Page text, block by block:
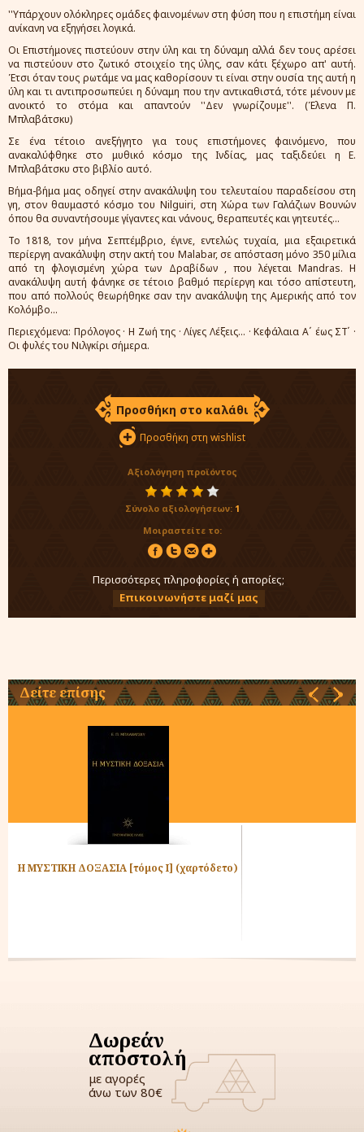
''Υπάρχουν ολόκληρες ομάδες φαινομένων στη φύση που η επιστήμη είναι
ανίκανη να εξηγήσει λογικά.
Οι Επιστήμονες πιστεύουν στην ύλη και τη δύναμη αλλά δεν τους αρέσει
να πιστεύουν στο ζωτικό στοιχείο της ύλης, σαν κάτι ξέχωρο απ' αυτή.
Έτσι όταν τους ρωτάμε να μας καθορίσουν τι είναι στην ουσία της αυτή η
ύλη και τι αντιπροσωπεύει η δύναμη που την αντικαθιστά, τότε μένουν με
ανοικτό το στόμα και απαντούν ''Δεν γνωρίζουμε''. (Έλενα Π.
Μπλαβάτσκυ)
Σε ένα τέτοιο ανεξήγητο για τους επιστήμονες φαινόμενο, που
ανακαλύφθηκε στο μυθικό κόσμο της Ινδίας, μας ταξιδεύει η Ε.
Μπλαβάτσκυ στο βιβλίο αυτό.
Βήμα-βήμα μας οδηγεί στην ανακάλυψη του τελευταίου παραδείσου στη
γη, στον θαυμαστό κόσμο του Nilguiri, στη Χώρα των Γαλάζιων Βουνών
όπου θα συναντήσουμε γίγαντες και νάνους, θεραπευτές και γητευτές...
Το 1818, τον μήνα Σεπτέμβριο, έγινε, εντελώς τυχαία, μια εξαιρετικά
περίεργη ανακάλυψη στην ακτή του Malabar, σε απόσταση μόνο 350 μίλια
από τη φλογισμένη χώρα των Δραβίδων , που λέγεται Mandras. Η
ανακάλυψη αυτή φάνηκε σε τέτοιο βαθμό περίεργη και τόσο απίστευτη,
που από πολλούς θεωρήθηκε σαν την ανακάλυψη της Αμερικής από τον
Κολόμβο...
Περιεχόμενα: Πρόλογος · Η Ζωή της · Λίγες Λέξεις... · Κεφάλαια Α΄ έως ΣΤ΄ ·
Οι φυλές του Νιλγκίρι σήμερα.
Προσθήκη στο καλάθι
Προσθήκη στη wishlist
Αξιολόγηση προϊόντος
Σύνολο αξιολογήσεων: 1
Μοιραστείτε το:
Περισσότερες πληροφορίες ή απορίες;
Επικοινωνήστε μαζί μας
Δείτε επίσης
Η ΜΥΣΤΙΚΗ ΔΟΞΑΣΙΑ [τόμος Ι] (χαρτόδετο)
‹ ›
Δωρεάν
αποστολή
με αγορές
άνω των 80€